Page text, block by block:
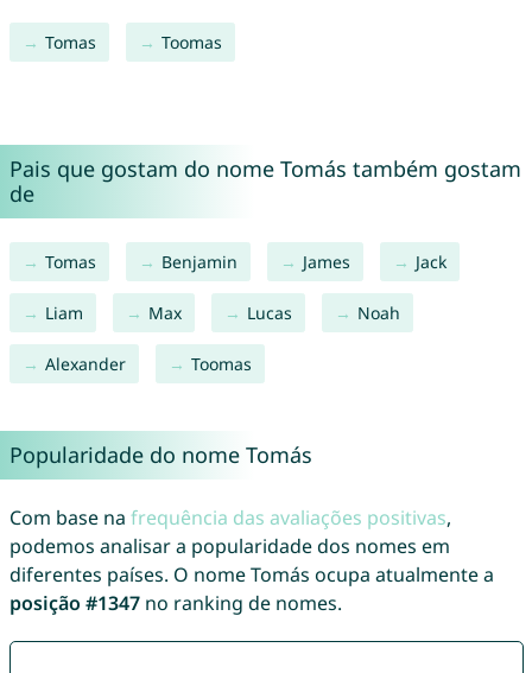
Tomas Toomas
Pais que gostam do nome Tomás também gostam
de
Tomas Benjamin James Jack
Liam Max Lucas Noah
Alexander Toomas
Popularidade do nome Tomás
Com base na frequência das avaliações positivas,
podemos analisar a popularidade dos nomes em
diferentes países. O nome Tomás ocupa atualmente a
posição #1347no ranking de nomes.